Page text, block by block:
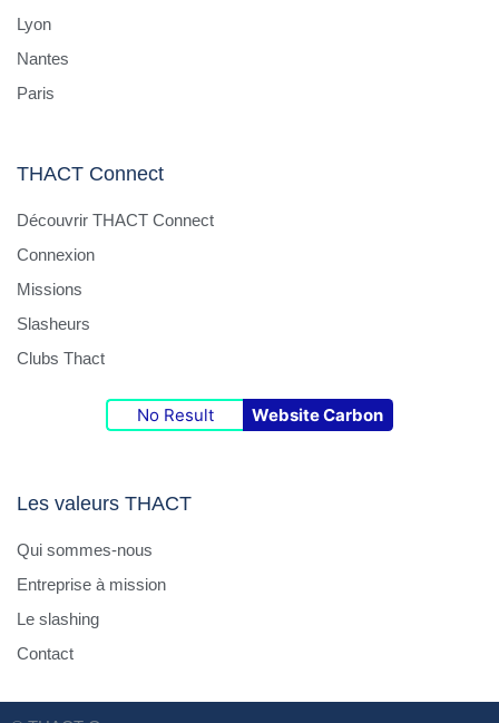
Lyon
Nantes
Paris
THACT Connect
Découvrir THACT Connect
Connexion
Missions
Slasheurs
Clubs Thact
No Result Website Carbon
Les valeurs THACT
Qui sommes-nous
Entreprise à mission
Le slashing
Contact